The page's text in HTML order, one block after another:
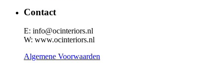
Contact
E: info@ocinteriors.nl
W: www.ocinteriors.nl
Algemene Voorwaarden